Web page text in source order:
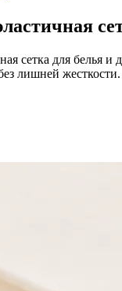
сетка для белья и
лишней жесткости.